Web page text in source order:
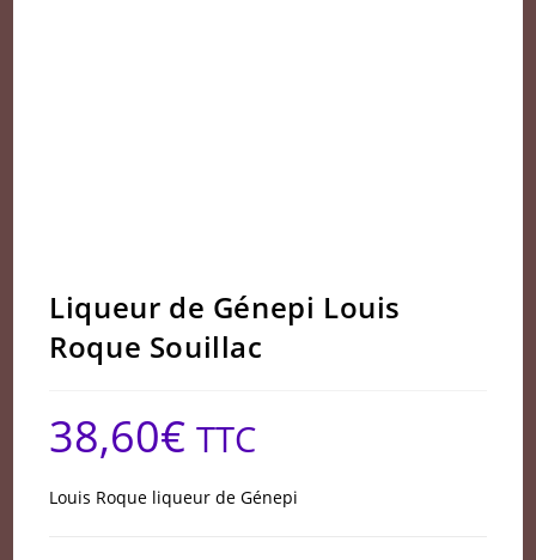
Liqueur de Génepi Louis
Roque Souillac
38,60€ TTC
Louis Roque liqueur de Génepi